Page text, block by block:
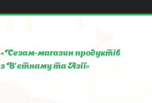
«Сезам-магазин продуктів
з В'єтнаму та Азії»